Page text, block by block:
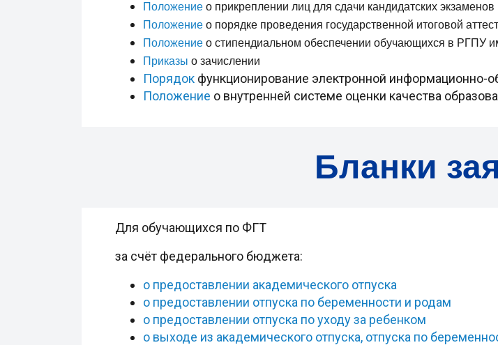
Положение о прикреплении лиц для сдачи кандидатских
Положение о порядке проведения государственной итоговой
Положение о стипендиальном обеспечении обучающихся в РГПУ
Приказы о зачислении
Порядок функционирование электронной информационно-
Положение о внутренней системе оценки качества
Бланки
Для обучающихся по ФГТ
за счёт федерального бюджета:
о предоставлении академического отпуска
о предоставлении отпуска по беременности и родам
о предоставлении отпуска по уходу за ребенком
о выходе из академического отпуска, отпуска по